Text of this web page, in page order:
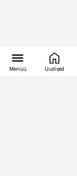
Menüü Uudised